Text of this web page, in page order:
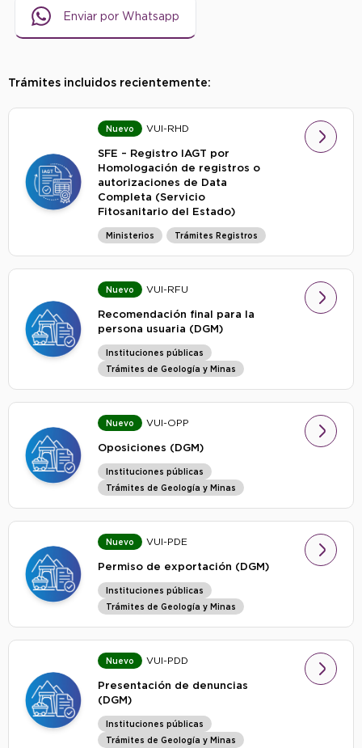
Enviar por Whatsapp
Trámites incluidos recientemente:
Nuevo VUI-RHD
SFE – Registro IAGT por
Homologación de registros o
autorizaciones de Data
Completa (Servicio
Fitosanitario del Estado)
Ministerios Trámites Registros
Nuevo VUI-RFU
Recomendación final para la
persona usuaria (DGM)
Instituciones públicas
Trámites de Geología y Minas
Nuevo VUI-OPP
Oposiciones (DGM)
Instituciones públicas
Trámites de Geología y Minas
Nuevo VUI-PDE
Permiso de exportación (DGM)
Instituciones públicas
Trámites de Geología y Minas
Nuevo VUI-PDD
Presentación de denuncias
(DGM)
Instituciones públicas
Trámites de Geología y Minas